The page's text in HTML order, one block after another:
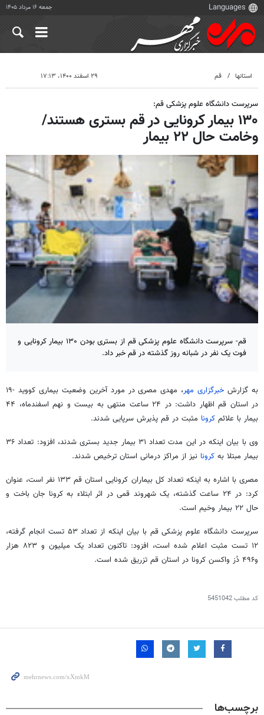
جمعه ۱۶ مرداد ۱۴۰۵
استانها قم ۲۹ اسفند ۱۴۰۰، ۱۷:۱۳
سرپرست دانشگاه علوم پزشکی قم:
۱۳۰ بیمار کرونایی در قم بستری هستند/
وخامت حال ۲۲ بیمار
قم- سرپرست دانشگاه علوم پزشکی قم از بستری بودن ۱۳۰ بیمار کرونایی و
فوت یک نفر در شبانه روز گذشته در قم خبر داد.
به گزارش خبرگزاری مهر
، مهدی مصری در مورد آخرین وضعیت بیماری کووید -۱۹
در استان قم اظهار داشت: در ۲۴ ساعت منتهی به بیست و نهم اسفندماه، ۴۴
بیمار با علائم کرونا مثبت در قم پذیرش سرپایی شدند.
وی با بیان اینکه در این مدت تعداد ۳۱ بیمار جدید بستری شدند، افزود: تعداد ۳۶
بیمار مبتلا به کرونا نیز از مراکز درمانی استان ترخیص شدند.
مصری با اشاره به اینکه تعداد کل بیماران کرونایی استان قم ۱۳۳ نفر است، عنوان
کرد: در ۲۴ ساعت گذشته، یک شهروند قمی در اثر ابتلاء به کرونا جان باخت و
حال ۲۲ بیمار وخیم است.
سرپرست دانشگاه علوم پزشکی قم با بیان اینکه از تعداد ۵۳ تست انجام گرفته،
۱۲ تست مثبت اعلام شده است، افزود: تاکنون تعداد یک میلیون و ۸۲۳ هزار
و۴۹۶ دُز واکسن کرونا در استان قم تزریق شده است.
کد مطلب5451042
برچسب‌ها